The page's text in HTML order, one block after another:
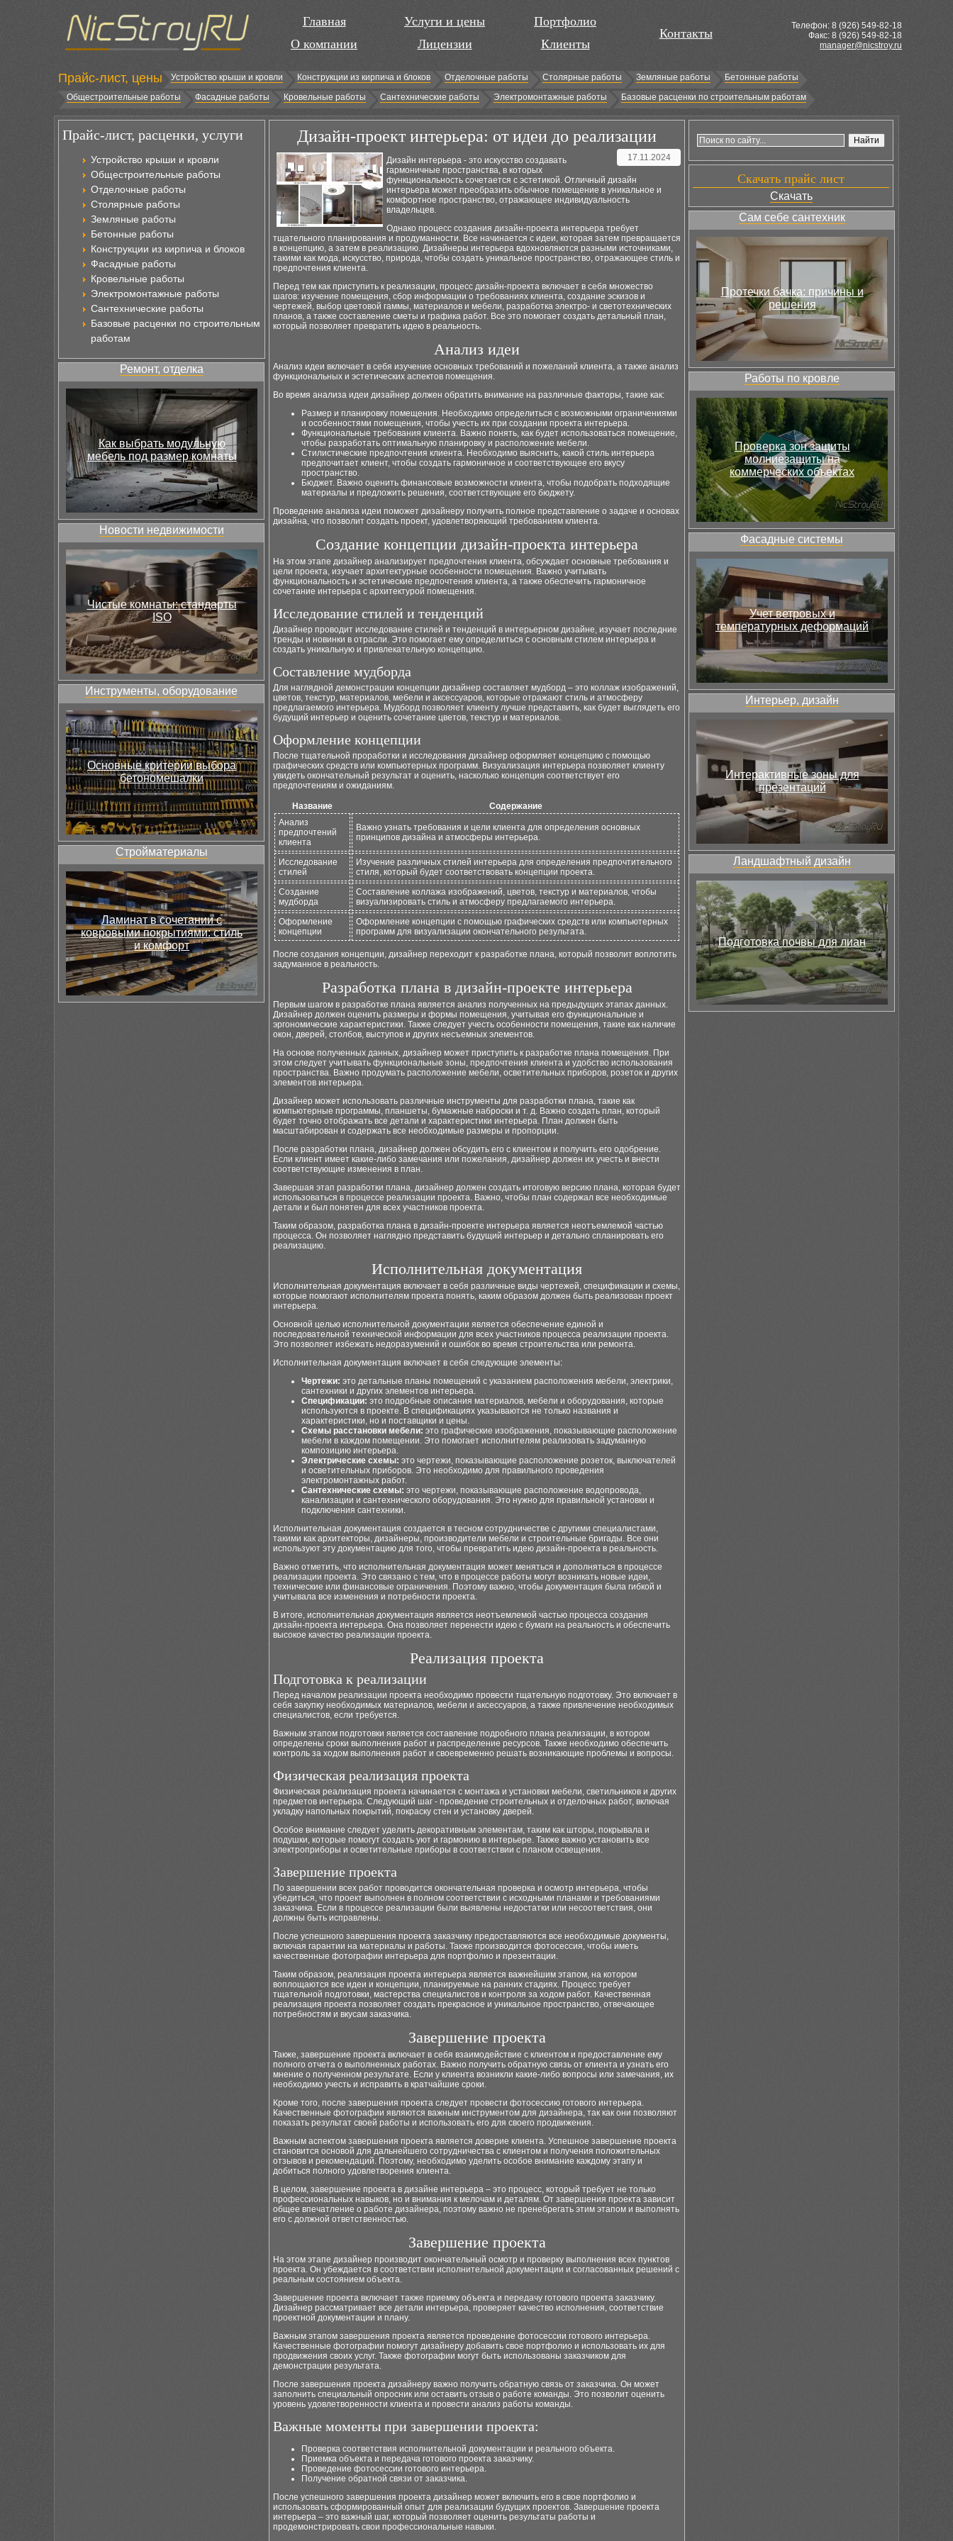
Главная
О компании
Услуги и цены
Лицензии
Портфолио
Клиенты
Контакты
Телефон: 8 (926) 549-82-18
Факс: 8 (926) 549-82-18
manager@nicstroy.ru
Прайс-лист, цены Устройство крыши и кровли Конструкции из кирпича и блоков Отделочные работы Столярные работы Земляные работы
Бетонные работы
Общестроительные работы
Фасадные работы Кровельные работы Сантехнические работы Электромонтажные работы Базовые расценки по строительным работам
Прайс-лист, расценки, услуги
Устройство крыши и кровли
Общестроительные работы
Отделочные работы
Столярные работы
Земляные работы
Бетонные работы
Конструкции из кирпича и блоков
Фасадные работы
Кровельные работы
Электромонтажные работы
Сантехнические работы
Базовые расценки по строительным
работам
Ремонт, отделка
Как выбрать модульную
мебель под размер комнаты
Новости недвижимости
Чистые комнаты: стандарты
ISO
Инструменты, оборудование
Основные критерии выбора
бетономешалки
Стройматериалы
Ламинат в сочетании с
ковровыми покрытиями: стиль
и комфорт
Дизайн-проект интерьера: от идеи до реализации
17.11.2024
Дизайн интерьера - это искусство создавать
гармоничные пространства, в которых
функциональность сочетается с эстетикой. Отличный дизайн
интерьера может преобразить обычное помещение в уникальное и
комфортное пространство, отражающее индивидуальность
владельцев.
Однако процесс создания дизайн-проекта интерьера требует
тщательного планирования и продуманности. Все начинается с идеи, которая затем превращается
в концепцию, а затем в реализацию. Дизайнеры интерьера вдохновляются разными источниками,
такими как мода, искусство, природа, чтобы создать уникальное пространство, отражающее стиль и
предпочтения клиента.
Перед тем как приступить к реализации, процесс дизайн-проекта включает в себя множество
шагов: изучение помещения, сбор информации о требованиях клиента, создание эскизов и
чертежей, выбор цветовой гаммы, материалов и мебели, разработка электро- и светотехнических
планов, а также составление сметы и графика работ. Все это помогает создать детальный план,
который позволяет превратить идею в реальность.
Анализ идеи
Анализ идеи включает в себя изучение основных требований и пожеланий клиента, а также анализ
функциональных и эстетических аспектов помещения.
Во время анализа идеи дизайнер должен обратить внимание на различные факторы, такие как:
Размер и планировку помещения. Необходимо определиться с возможными ограничениями
и особенностями помещения, чтобы учесть их при создании проекта интерьера.
Функциональные требования клиента. Важно понять, как будет использоваться помещение,
чтобы разработать оптимальную планировку и расположение мебели.
Стилистические предпочтения клиента. Необходимо выяснить, какой стиль интерьера
предпочитает клиент, чтобы создать гармоничное и соответствующее его вкусу
пространство.
Бюджет. Важно оценить финансовые возможности клиента, чтобы подобрать подходящие
материалы и предложить решения, соответствующие его бюджету.
Проведение анализа идеи поможет дизайнеру получить полное представление о задаче и основах
дизайна, что позволит создать проект, удовлетворяющий требованиям клиента.
Создание концепции дизайн-проекта интерьера
На этом этапе дизайнер анализирует предпочтения клиента, обсуждает основные требования и
цели проекта, изучает архитектурные особенности помещения. Важно учитывать
функциональность и эстетические предпочтения клиента, а также обеспечить гармоничное
сочетание интерьера с архитектурой помещения.
Исследование стилей и тенденций
Дизайнер проводит исследование стилей и тенденций в интерьерном дизайне, изучает последние
тренды и новинки в отрасли. Это помогает ему определиться с основным стилем интерьера и
создать уникальную и привлекательную концепцию.
Составление мудборда
Для наглядной демонстрации концепции дизайнер составляет мудборд – это коллаж изображений,
цветов, текстур, материалов, мебели и аксессуаров, которые отражают стиль и атмосферу
предлагаемого интерьера. Мудборд позволяет клиенту лучше представить, как будет выглядеть его
будущий интерьер и оценить сочетание цветов, текстур и материалов.
Оформление концепции
После тщательной проработки и исследования дизайнер оформляет концепцию с помощью
графических средств или компьютерных программ. Визуализация интерьера позволяет клиенту
увидеть окончательный результат и оценить, насколько концепция соответствует его
предпочтениям и ожиданиям.
Название
Содержание
Анализ
предпочтений
клиента
Важно узнать требования и цели клиента для определения основных
принципов дизайна и атмосферы интерьера.
Исследование
стилей
Изучение различных стилей интерьера для определения предпочтительного
стиля, который будет соответствовать концепции проекта.
Создание
мудборда
Составление коллажа изображений, цветов, текстур и материалов, чтобы
визуализировать стиль и атмосферу предлагаемого интерьера.
Оформление
концепции
Оформление концепции с помощью графических средств или компьютерных
программ для визуализации окончательного результата.
После создания концепции, дизайнер переходит к разработке плана, который позволит воплотить
задуманное в реальность.
Разработка плана в дизайн-проекте интерьера
Первым шагом в разработке плана является анализ полученных на предыдущих этапах данных.
Дизайнер должен оценить размеры и формы помещения, учитывая его функциональные и
эргономические характеристики. Также следует учесть особенности помещения, такие как наличие
окон, дверей, столбов, выступов и других несъемных элементов.
На основе полученных данных, дизайнер может приступить к разработке плана помещения. При
этом следует учитывать функциональные зоны, предпочтения клиента и удобство использования
пространства. Важно продумать расположение мебели, осветительных приборов, розеток и других
элементов интерьера.
Дизайнер может использовать различные инструменты для разработки плана, такие как
компьютерные программы, планшеты, бумажные наброски и т. д. Важно создать план, который
будет точно отображать все детали и характеристики интерьера. План должен быть
масштабирован и содержать все необходимые размеры и пропорции.
После разработки плана, дизайнер должен обсудить его с клиентом и получить его одобрение.
Если клиент имеет какие-либо замечания или пожелания, дизайнер должен их учесть и внести
соответствующие изменения в план.
Завершая этап разработки плана, дизайнер должен создать итоговую версию плана, которая будет
использоваться в процессе реализации проекта. Важно, чтобы план содержал все необходимые
детали и был понятен для всех участников проекта.
Таким образом, разработка плана в дизайн-проекте интерьера является неотъемлемой частью
процесса. Он позволяет наглядно представить будущий интерьер и детально спланировать его
реализацию.
Исполнительная документация
Исполнительная документация включает в себя различные виды чертежей, спецификации и схемы,
которые помогают исполнителям проекта понять, каким образом должен быть реализован проект
интерьера.
Основной целью исполнительной документации является обеспечение единой и
последовательной технической информации для всех участников процесса реализации проекта.
Это позволяет избежать недоразумений и ошибок во время строительства или ремонта.
Исполнительная документация включает в себя следующие элементы:
Чертежи: это детальные планы помещений с указанием расположения мебели, электрики,
сантехники и других элементов интерьера.
Спецификации: это подробные описания материалов, мебели и оборудования, которые
используются в проекте. В спецификациях указываются не только названия и
характеристики, но и поставщики и цены.
Схемы расстановки мебели: это графические изображения, показывающие расположение
мебели в каждом помещении. Это помогает исполнителям реализовать задуманную
композицию интерьера.
Электрические схемы: это чертежи, показывающие расположение розеток, выключателей
и осветительных приборов. Это необходимо для правильного проведения
электромонтажных работ.
Сантехнические схемы: это чертежи, показывающие расположение водопровода,
канализации и сантехнического оборудования. Это нужно для правильной установки и
подключения сантехники.
Исполнительная документация создается в тесном сотрудничестве с другими специалистами,
такими как архитекторы, дизайнеры, производители мебели и строительные бригады. Все они
используют эту документацию для того, чтобы превратить идею дизайн-проекта в реальность.
Важно отметить, что исполнительная документация может меняться и дополняться в процессе
реализации проекта. Это связано с тем, что в процессе работы могут возникать новые идеи,
технические или финансовые ограничения. Поэтому важно, чтобы документация была гибкой и
учитывала все изменения и потребности проекта.
В итоге, исполнительная документация является неотъемлемой частью процесса создания
дизайн-проекта интерьера. Она позволяет перенести идею с бумаги на реальность и обеспечить
высокое качество реализации проекта.
Реализация проекта
Подготовка к реализации
Перед началом реализации проекта необходимо провести тщательную подготовку. Это включает в
себя закупку необходимых материалов, мебели и аксессуаров, а также привлечение необходимых
специалистов, если требуется.
Важным этапом подготовки является составление подробного плана реализации, в котором
определены сроки выполнения работ и распределение ресурсов. Также необходимо обеспечить
контроль за ходом выполнения работ и своевременно решать возникающие проблемы и вопросы.
Физическая реализация проекта
Физическая реализация проекта начинается с монтажа и установки мебели, светильников и других
предметов интерьера. Следующий шаг - проведение строительных и отделочных работ, включая
укладку напольных покрытий, покраску стен и установку дверей.
Особое внимание следует уделить декоративным элементам, таким как шторы, покрывала и
подушки, которые помогут создать уют и гармонию в интерьере. Также важно установить все
электроприборы и осветительные приборы в соответствии с планом освещения.
Завершение проекта
По завершении всех работ проводится окончательная проверка и осмотр интерьера, чтобы
убедиться, что проект выполнен в полном соответствии с исходными планами и требованиями
заказчика. Если в процессе реализации были выявлены недостатки или несоответствия, они
должны быть исправлены.
После успешного завершения проекта заказчику предоставляются все необходимые документы,
включая гарантии на материалы и работы. Также производится фотосессия, чтобы иметь
качественные фотографии интерьера для портфолио и презентации.
Таким образом, реализация проекта интерьера является важнейшим этапом, на котором
воплощаются все идеи и концепции, планируемые на ранних стадиях. Процесс требует
тщательной подготовки, мастерства специалистов и контроля за ходом работ. Качественная
реализация проекта позволяет создать прекрасное и уникальное пространство, отвечающее
потребностям и вкусам заказчика.
Завершение проекта
Также, завершение проекта включает в себя взаимодействие с клиентом и предоставление ему
полного отчета о выполненных работах. Важно получить обратную связь от клиента и узнать его
мнение о полученном результате. Если у клиента возникли какие-либо вопросы или замечания, их
необходимо учесть и исправить в кратчайшие сроки.
Кроме того, после завершения проекта следует провести фотосессию готового интерьера.
Качественные фотографии являются важным инструментом для дизайнера, так как они позволяют
показать результат своей работы и использовать его для своего продвижения.
Важным аспектом завершения проекта является доверие клиента. Успешное завершение проекта
становится основой для дальнейшего сотрудничества с клиентом и получения положительных
отзывов и рекомендаций. Поэтому, необходимо уделить особое внимание каждому этапу и
добиться полного удовлетворения клиента.
В целом, завершение проекта в дизайне интерьера – это процесс, который требует не только
профессиональных навыков, но и внимания к мелочам и деталям. От завершения проекта зависит
общее впечатление о работе дизайнера, поэтому важно не пренебрегать этим этапом и выполнять
его с должной ответственностью.
Завершение проекта
На этом этапе дизайнер производит окончательный осмотр и проверку выполнения всех пунктов
проекта. Он убеждается в соответствии исполнительной документации и согласованных решений с
реальным состоянием объекта.
Завершение проекта включает также приемку объекта и передачу готового проекта заказчику.
Дизайнер рассматривает все детали интерьера, проверяет качество исполнения, соответствие
проектной документации и плану.
Важным этапом завершения проекта является проведение фотосессии готового интерьера.
Качественные фотографии помогут дизайнеру добавить свое портфолио и использовать их для
продвижения своих услуг. Также фотографии могут быть использованы заказчиком для
демонстрации результата.
После завершения проекта дизайнеру важно получить обратную связь от заказчика. Он может
заполнить специальный опросник или оставить отзыв о работе команды. Это позволит оценить
уровень удовлетворенности клиента и провести анализ работы команды.
Важные моменты при завершении проекта:
Проверка соответствия исполнительной документации и реального объекта.
Приемка объекта и передача готового проекта заказчику.
Проведение фотосессии готового интерьера.
Получение обратной связи от заказчика.
После успешного завершения проекта дизайнер может включить его в свое портфолио и
использовать сформированный опыт для реализации будущих проектов. Завершение проекта
интерьера – это важный шаг, который позволяет оценить результаты работы и
продемонстрировать свои профессиональные навыки.
Скачать прайс лист
Скачать
Сам себе сантехник
Протечки бачка: причины и
решения
Работы по кровле
Проверка зон защиты
молниезащиты на
коммерческих объектах
Фасадные системы
Учет ветровых и
температурных деформаций
Интерьер, дизайн
Интерактивные зоны для
презентаций
Ландшафтный дизайн
Подготовка почвы для лиан